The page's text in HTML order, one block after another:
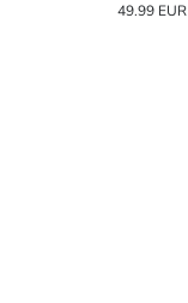
49.99 EUR